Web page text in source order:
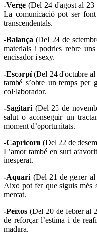
-Verge (Del 24 d'agost al 23
La comunicació pot ser
transcendentals.
-Balança (Del 24 de
materials i podries rebre
encisador i sexy.
-Escorpí(Del 24 d'octubre al
també s’obre un temps
col·laborador.
-Sagitari (Del 23 de
salut o aconseguir un
moment d’oportunitats.
-Capricorn (Del 22 de
L’amor també en surt
inesperat.
-Aquari (Del 21 de gener
Això pot fer que siguis més
mercat.
-Peixos (Del 20 de febrer al
de reforçar l’estima i de
madura.